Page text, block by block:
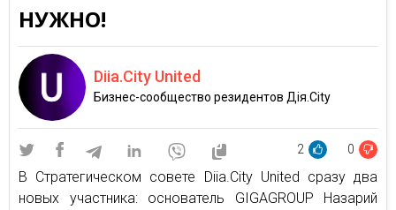
НУЖНО!
Diia.City United
Бизнес-сообщество резидентов Дія.City
2 0
В Стратегическом совете Diia.City United сразу два
новых участника: основатель GIGAGROUP Назарий